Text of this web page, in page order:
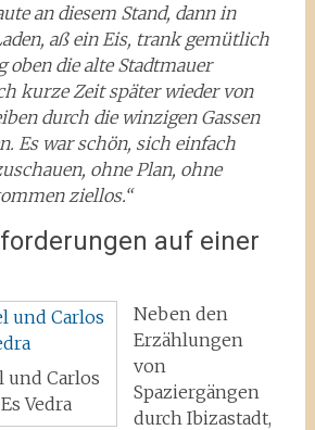
an diesem Stand, dann in
aß ein Eis, trank gemütlich
oben die alte Stadtmauer
kurze Zeit später wieder von
durch die winzigen Gassen
Es war schön, sich einfach
ohne Plan, ohne
ziellos.“
auf einer
und Carlos
Vedra
Neben den
Erzählungen
von
Spaziergängen
durch Ibizastadt,